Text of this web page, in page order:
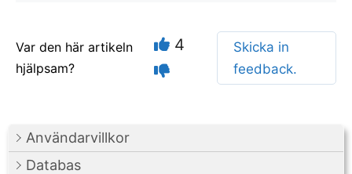
Användarvillkor
Databas
Var den här artikeln
hjälpsam?
4
Skicka in
feedback.